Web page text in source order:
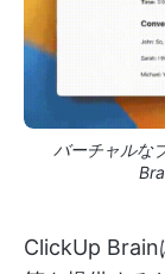
バーチャルな
ClickUp Brain